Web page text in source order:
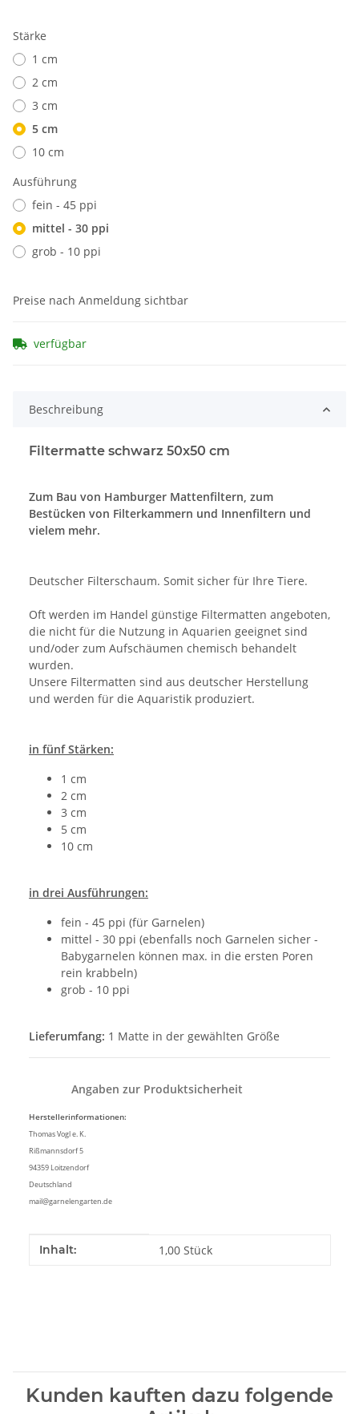
Stärke
1 cm
2 cm
3 cm
5 cm
10 cm
Ausführung
fein - 45 ppi
mittel - 30 ppi
grob - 10 ppi
Preise nach Anmeldung sichtbar
verfügbar
Beschreibung
Filtermatte schwarz 50x50 cm
Zum Bau von Hamburger Mattenfiltern, zum
Bestücken von Filterkammern und Innenfiltern und
vielem mehr.
Deutscher Filterschaum. Somit sicher für Ihre Tiere.
Oft werden im Handel günstige Filtermatten angeboten,
die nicht für die Nutzung in Aquarien geeignet sind
und/oder zum Aufschäumen chemisch behandelt
wurden.
Unsere Filtermatten sind aus deutscher Herstellung
und werden für die Aquaristik produziert.
in fünf Stärken:
1 cm
2 cm
3 cm
5 cm
10 cm
in drei Ausführungen:
fein - 45 ppi (für Garnelen)
mittel - 30 ppi (ebenfalls noch Garnelen sicher -
Babygarnelen können max. in die ersten Poren
rein krabbeln)
grob - 10 ppi
Lieferumfang: 1 Matte in der gewählten Größe
Angaben zur Produktsicherheit
Herstellerinformationen:
Thomas Vogl e. K.
Rißmannsdorf 5
94359 Loitzendorf
Deutschland
mail@garnelengarten.de
Produkteigenschaft
Wert
Inhalt: 1,00 Stück
Kunden kauften dazu folgende